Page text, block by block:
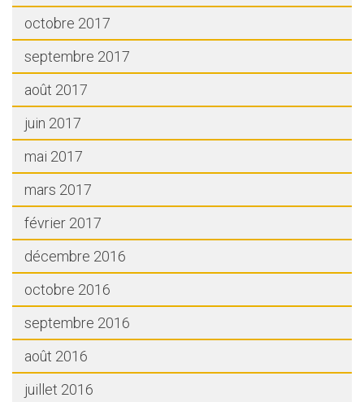
octobre 2017
septembre 2017
août 2017
juin 2017
mai 2017
mars 2017
février 2017
décembre 2016
octobre 2016
septembre 2016
août 2016
juillet 2016